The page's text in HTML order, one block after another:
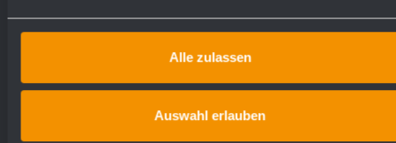
Alle zulassen
Auswahl erlauben
Ausschreibungstexte